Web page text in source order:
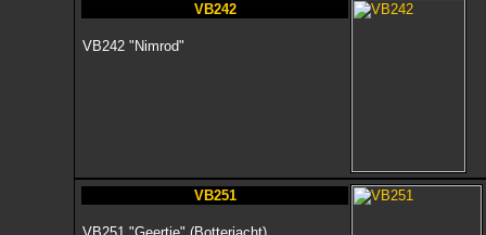
VB242
VB242 "Nimrod"
VB251